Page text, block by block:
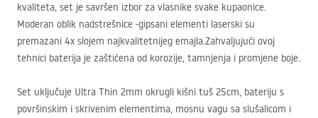
kvaliteta, set je savršen izbor za vlasnike svake kupaonice.
Moderan oblik nadstrešnice -gipsani elementi laserski su
premazani 4x slojem najkvalitetnijeg emajla.Zahvaljujući ovoj
tehnici baterija je zaštićena od korozije, tamnjenja i promjene boje.
Set uključuje Ultra Thin 2mm okrugli kišni tuš 25cm, bateriju s
površinskim i skrivenim elementima, mosnu vagu sa slušalicom i